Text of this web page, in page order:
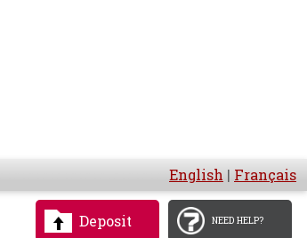
English | Français
Deposit NEED HELP?